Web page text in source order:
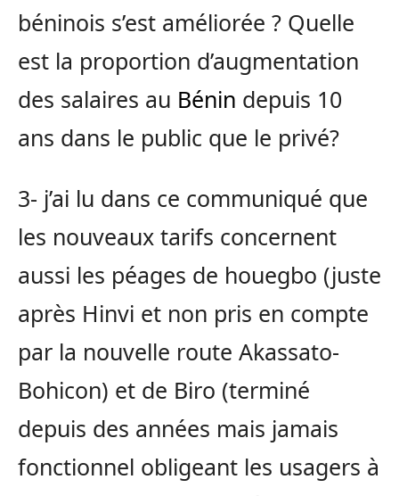
béninois s’est améliorée ? Quelle
est la proportion d’augmentation
des salaires au Bénin depuis 10
ans dans le public que le privé?
3- j’ai lu dans ce communiqué que
les nouveaux tarifs concernent
aussi les péages de houegbo (juste
après Hinvi et non pris en compte
par la nouvelle route Akassato-
Bohicon) et de Biro (terminé
depuis des années mais jamais
fonctionnel obligeant les usagers à